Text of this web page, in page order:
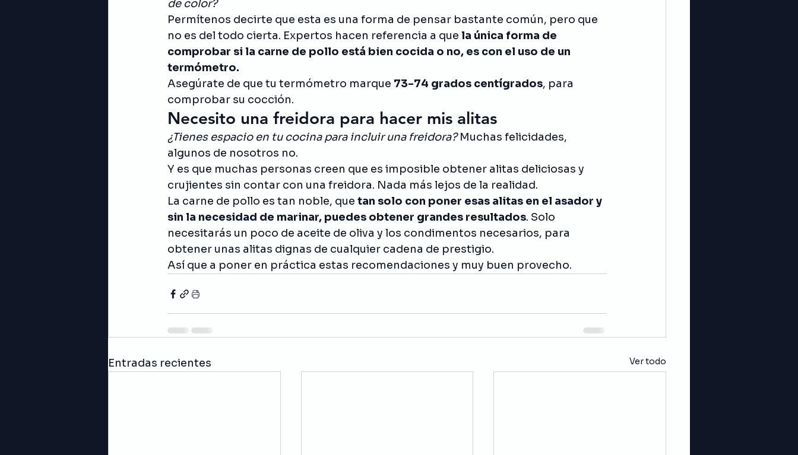
de color?
Permítenos decirte que esta es una forma de pensar bastante común, pero que
no es del todo cierta. Expertos hacen referencia a que la única forma de
comprobar si la carne de pollo está bien cocida o no, es con el uso de un
termómetro.
Asegúrate de que tu termómetro marque 73-74 grados centígrados, para
comprobar su cocción.
Necesito una freidora para hacer mis alitas
¿Tienes espacio en tu cocina para incluir una freidora? Muchas felicidades,
algunos de nosotros no.
Y es que muchas personas creen que es imposible obtener alitas deliciosas y
crujientes sin contar con una freidora. Nada más lejos de la realidad.
La carne de pollo es tan noble, que tan solo con poner esas alitas en el asador y
sin la necesidad de marinar, puedes obtener grandes resultados. Solo
necesitarás un poco de aceite de oliva y los condimentos necesarios, para
obtener unas alitas dignas de cualquier cadena de prestigio.
Así que a poner en práctica estas recomendaciones y muy buen provecho.
Entradas recientes Ver todo